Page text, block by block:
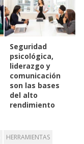
Seguridad
psicológica,
liderazgo y
comunicación
son las bases
del alto
rendimiento
HERRAMIENTAS